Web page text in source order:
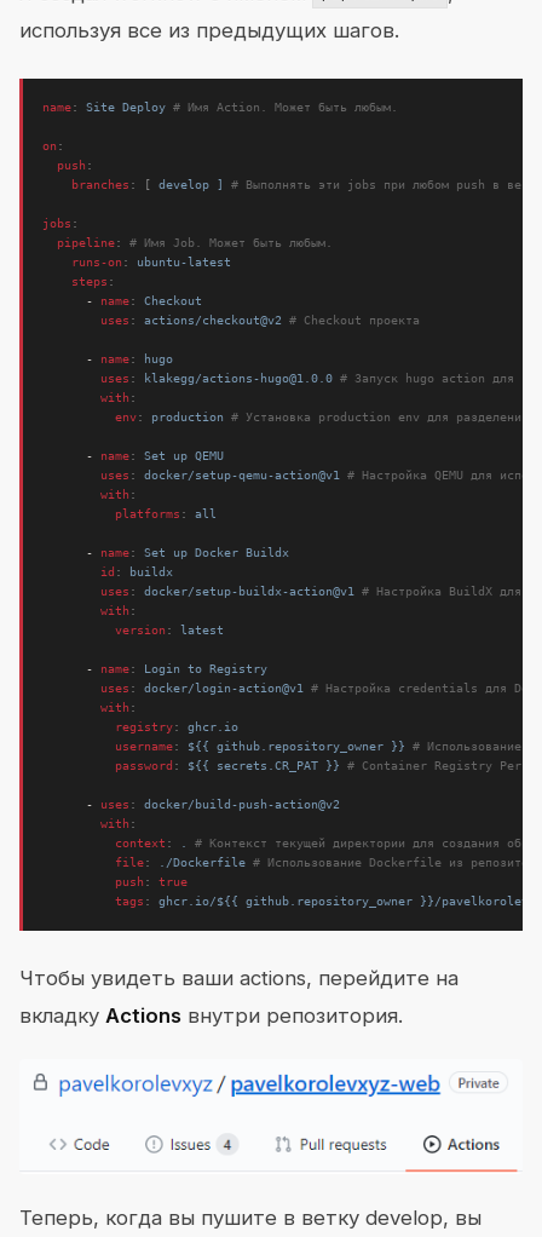
используя все из предыдущих шагов.
name: Site Deploy # Имя Action. Может быть любым.
on :
push :
branches : [ develop ] # Выполнять эти jobs при любом push в
jobs :
pipeline:
# Имя Job. Может быть любым.
runs-on :
ubuntu-latest
steps :
- name:
Checkout
uses : actions/checkout@v2 # Checkout проекта
- name:
hugo
uses : klakegg/actions-hugo@1.0.0 # Запуск hugo action для
with :
env: production # Установка production env для разделения
- name:
Set up QEMU
uses : docker/setup-qemu-action@v1
# Настройка QEMU для
with :
platforms : all
- name:
Set up Docker Buildx
id :
buildx
uses : docker/setup-buildx-action@v1
# Настройка BuildX для
with :
version : latest
- name:
Login to Registry
uses : docker/login-action@v1
# Настройка credentials для
with :
registry:
ghcr.io
username: ${{ github.repository_owner }}
# Использование
password : ${{ secrets.CR_PAT }} # Container Registry
- uses :
docker/build-push-action@v2
with :
context :
# Контекст текущей директории для создания
file: ./Dockerfile # Использование Dockerfile из
push :
true
tags : ghcr.io/${{ github.repository_owner }}/
Чтобы увидеть ваши actions, перейдите на
вкладку Actions внутри репозитория.
Теперь, когда вы пушите в ветку develop, вы